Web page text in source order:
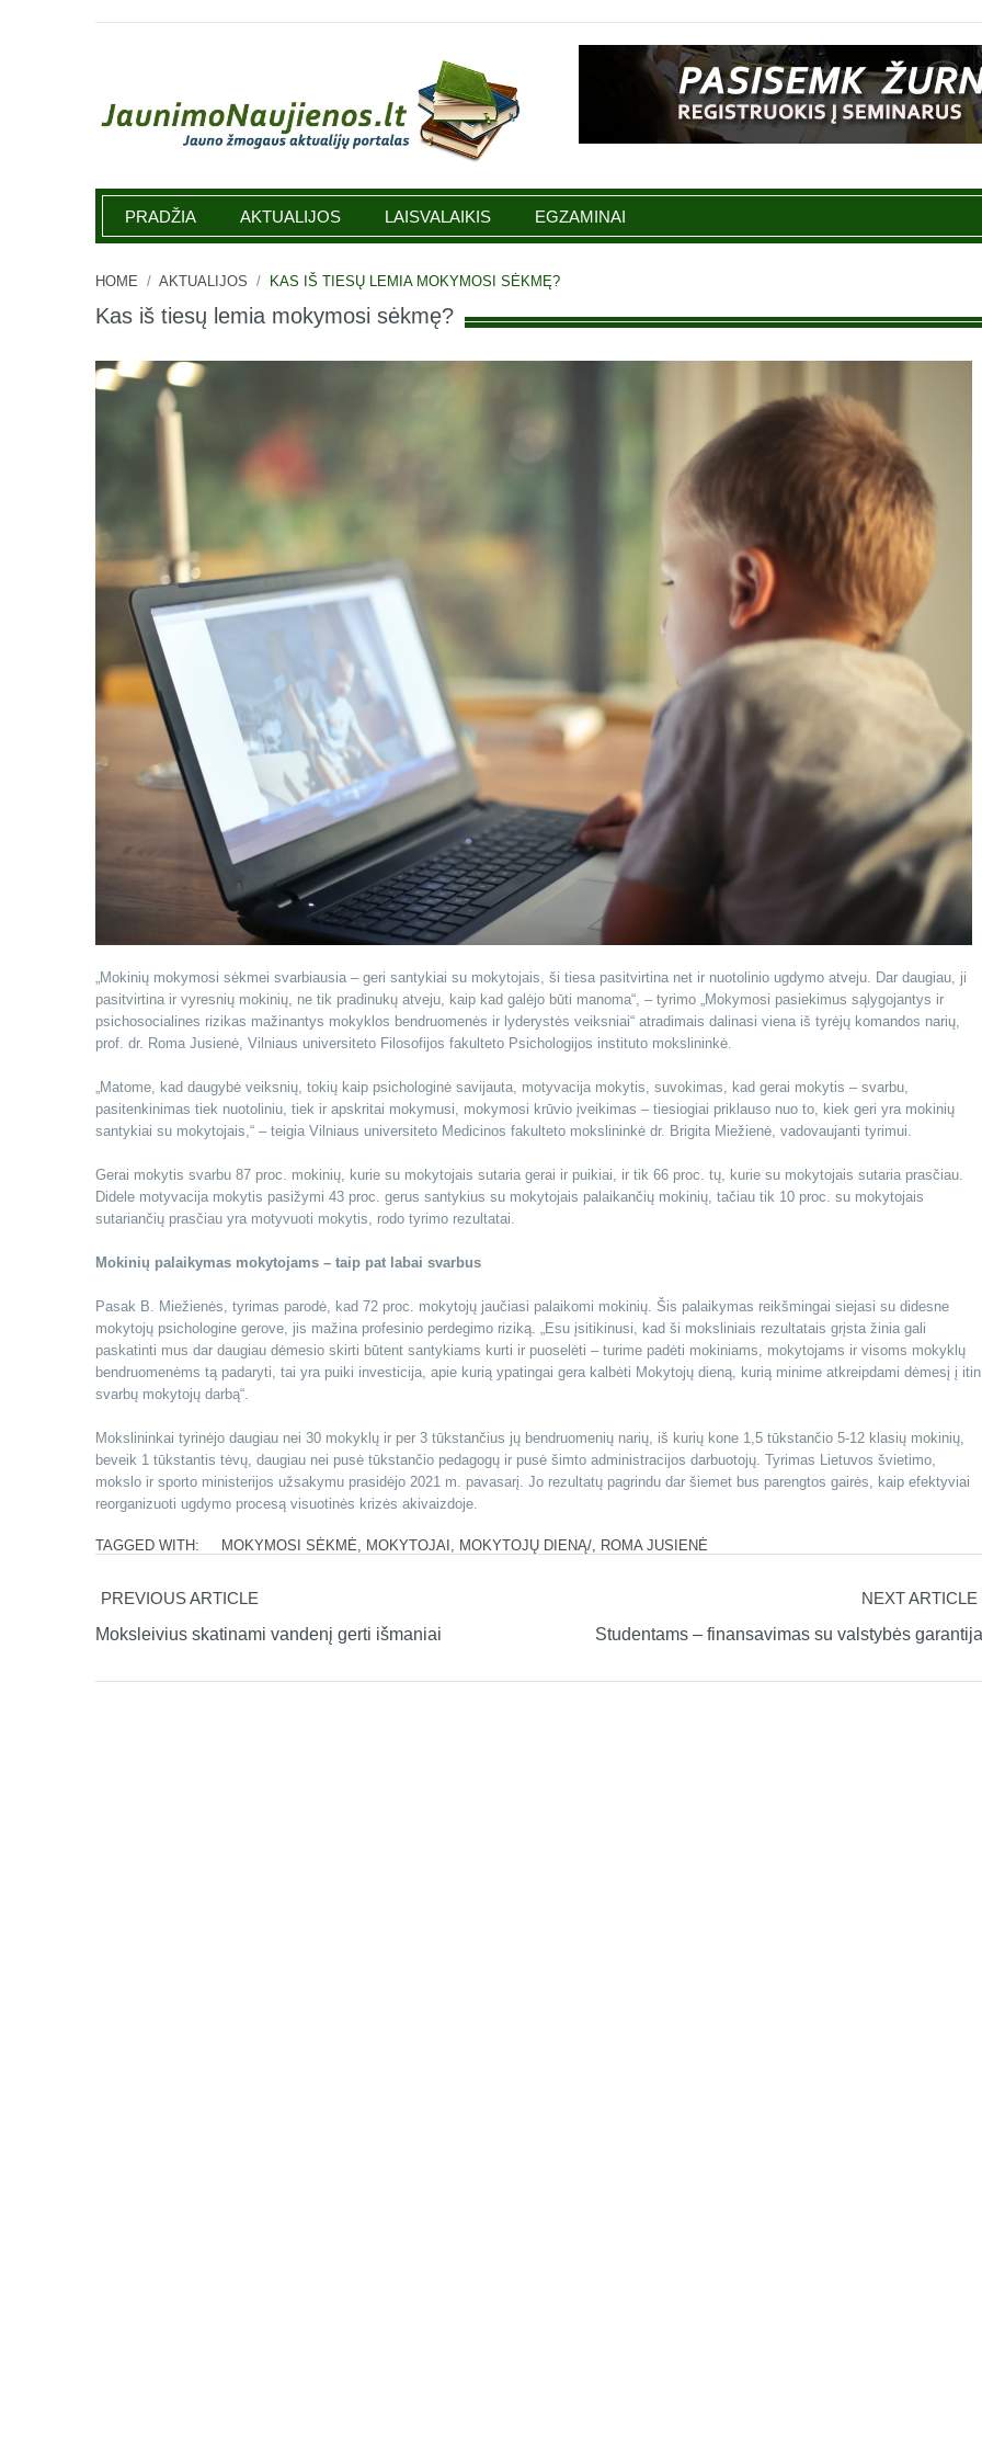
Jaunimonaujienos.lt
PRADŽIA AKTUALIJOS LAISVALAIKIS EGZAMINAI
HOME / AKTUALIJOS / KAS IŠ TIESŲ LEMIA MOKYMOSI SĖKMĘ?
Kas iš tiesų lemia mokymosi sėkmę?
„Mokinių mokymosi sėkmei svarbiausia – geri santykiai su mokytojais, ši tiesa pasitvirtina net ir nuotolinio ugdymo atveju. Dar daugiau, ji
pasitvirtina ir vyresnių mokinių, ne tik pradinukų atveju, kaip kad galėjo būti manoma“, – tyrimo „Mokymosi pasiekimus sąlygojantys ir
psichosocialines rizikas mažinantys mokyklos bendruomenės ir lyderystės veiksniai“ atradimais dalinasi viena iš tyrėjų komandos narių,
prof. dr. Roma Jusienė, Vilniaus universiteto Filosofijos fakulteto Psichologijos instituto mokslininkė.
„Matome, kad daugybė veiksnių, tokių kaip psichologinė savijauta, motyvacija mokytis, suvokimas, kad gerai mokytis – svarbu,
pasitenkinimas tiek nuotoliniu, tiek ir apskritai mokymusi, mokymosi krūvio įveikimas – tiesiogiai priklauso nuo to, kiek geri yra mokinių
santykiai su mokytojais,“ – teigia Vilniaus universiteto Medicinos fakulteto mokslininkė dr. Brigita Miežienė, vadovaujanti tyrimui.
Gerai mokytis svarbu 87 proc. mokinių, kurie su mokytojais sutaria gerai ir puikiai, ir tik 66 proc. tų, kurie su mokytojais sutaria prasčiau.
Didele motyvacija mokytis pasižymi 43 proc. gerus santykius su mokytojais palaikančių mokinių, tačiau tik 10 proc. su mokytojais
sutariančių prasčiau yra motyvuoti mokytis, rodo tyrimo rezultatai.
Mokinių palaikymas mokytojams – taip pat labai svarbus
Pasak B. Miežienės, tyrimas parodė, kad 72 proc. mokytojų jaučiasi palaikomi mokinių. Šis palaikymas reikšmingai siejasi su didesne
mokytojų psichologine gerove, jis mažina profesinio perdegimo riziką. „Esu įsitikinusi, kad ši moksliniais rezultatais grįsta žinia gali
paskatinti mus dar daugiau dėmesio skirti būtent santykiams kurti ir puoselėti – turime padėti mokiniams, mokytojams ir visoms mokyklų
bendruomenėms tą padaryti, tai yra puiki investicija, apie kurią ypatingai gera kalbėti Mokytojų dieną, kurią minime atkreipdami dėmesį į itin
svarbų mokytojų darbą“.
Mokslininkai tyrinėjo daugiau nei 30 mokyklų ir per 3 tūkstančius jų bendruomenių narių, iš kurių kone 1,5 tūkstančio 5-12 klasių mokinių,
beveik 1 tūkstantis tėvų, daugiau nei pusė tūkstančio pedagogų ir pusė šimto administracijos darbuotojų. Tyrimas Lietuvos švietimo,
mokslo ir sporto ministerijos užsakymu prasidėjo 2021 m. pavasarį. Jo rezultatų pagrindu dar šiemet bus parengtos gairės, kaip efektyviai
reorganizuoti ugdymo procesą visuotinės krizės akivaizdoje.
TAGGED WITH: MOKYMOSI SĖKMĖ, MOKYTOJAI , MOKYTOJŲ DIENĄ/, ROMA JUSIENĖ
PREVIOUS ARTICLE
Moksleivius skatinami vandenį gerti išmaniai
NEXT ARTICLE
Studentams – finansavimas su valstybės garantija